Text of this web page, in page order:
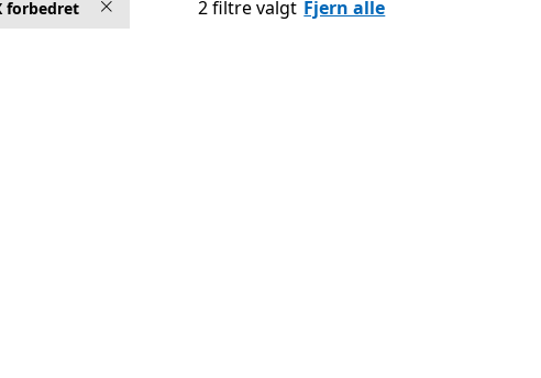
forbedret 2 filtre valgt Fjern alle